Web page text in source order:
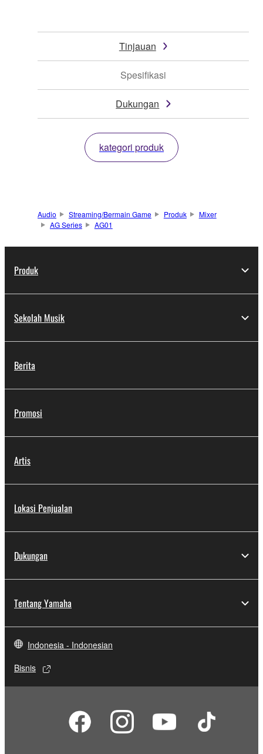
Tinjauan
Spesifikasi
Dukungan
kategori produk
Audio Streaming/Bermain Game Produk
Mixer
AG Series
AG01
Produk
Sekolah Musik
Berita
Promosi
Artis
Lokasi Penjualan
Dukungan
Tentang Yamaha
Indonesia - Indonesian
Bisnis